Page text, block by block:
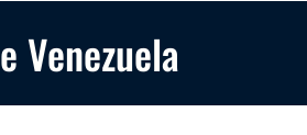
Venezuela